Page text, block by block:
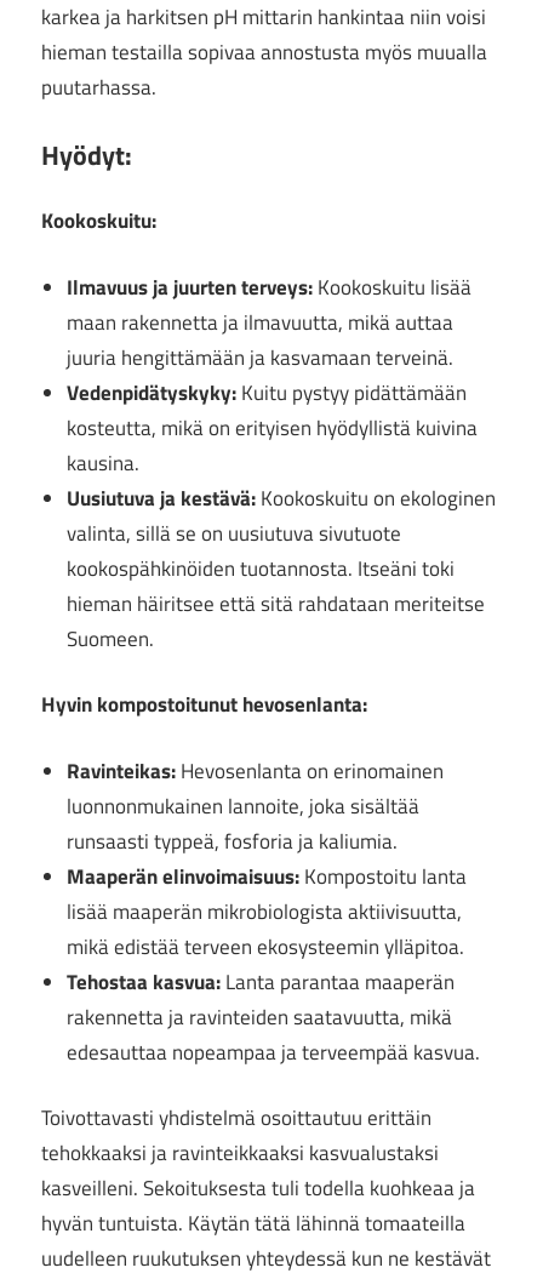
karkea ja harkitsen pH mittarin hankintaa niin voisi
hieman testailla sopivaa annostusta myös muualla
puutarhassa.
Hyödyt:
Kookoskuitu:
Ilmavuus ja juurten terveys:Kookoskuitu lisää
maan rakennetta ja ilmavuutta, mikä auttaa
juuria hengittämään ja kasvamaan terveinä.
Vedenpidätyskyky:Kuitu pystyy pidättämään
kosteutta, mikä on erityisen hyödyllistä kuivina
kausina.
Uusiutuva ja kestävä:Kookoskuitu on ekologinen
valinta, sillä se on uusiutuva sivutuote
kookospähkinöiden tuotannosta. Itseäni toki
hieman häiritsee että sitä rahdataan meriteitse
Suomeen.
Hyvin kompostoitunut hevosenlanta:
Ravinteikas:Hevosenlanta on erinomainen
luonnonmukainen lannoite, joka sisältää
runsaasti typpeä, fosforia ja kaliumia.
Maaperän elinvoimaisuus:Kompostoitu lanta
lisää maaperän mikrobiologista aktiivisuutta,
mikä edistää terveen ekosysteemin ylläpitoa.
Tehostaa kasvua:Lanta parantaa maaperän
rakennetta ja ravinteiden saatavuutta, mikä
edesauttaa nopeampaa ja terveempää kasvua.
Toivottavasti yhdistelmä osoittautuu erittäin
tehokkaaksi ja ravinteikkaaksi kasvualustaksi
kasveilleni. Sekoituksesta tuli todella kuohkeaa ja
hyvän tuntuista. Käytän tätä lähinnä tomaateilla
uudelleen ruukutuksen yhteydessä kun ne kestävät